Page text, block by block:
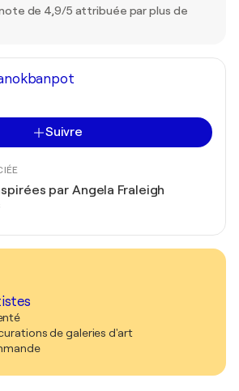
de 4,9/5 attribuée par plus de
Suivre
par Angela Fraleigh
de galeries d'art